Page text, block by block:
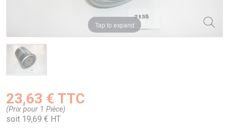
Tap to expand
23,63 € TTC
(Prix pour 1 Pièce)
soit 19,69 € HT